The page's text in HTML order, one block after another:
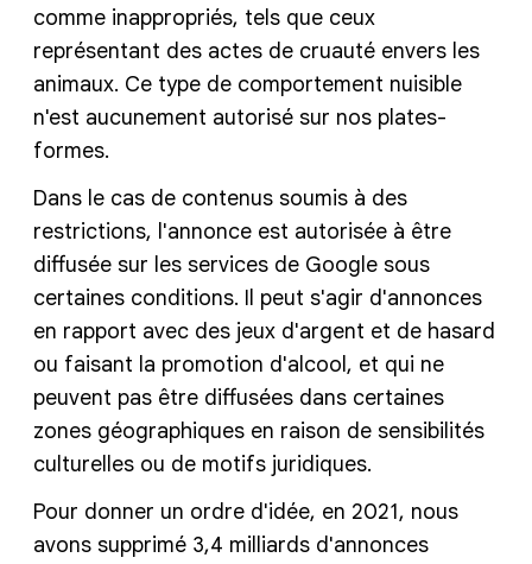
comme inappropriés, tels que ceux
représentant des actes de cruauté envers les
animaux. Ce type de comportement nuisible
n'est aucunement autorisé sur nos plates-
formes.
Dans le cas de contenus soumis à des
restrictions, l'annonce est autorisée à être
diffusée sur les services de Google sous
certaines conditions. Il peut s'agir d'annonces
en rapport avec des jeux d'argent et de hasard
ou faisant la promotion d'alcool, et qui ne
peuvent pas être diffusées dans certaines
zones géographiques en raison de sensibilités
culturelles ou de motifs juridiques.
Pour donner un ordre d'idée, en 2021, nous
avons supprimé 3,4 milliards d'annonces